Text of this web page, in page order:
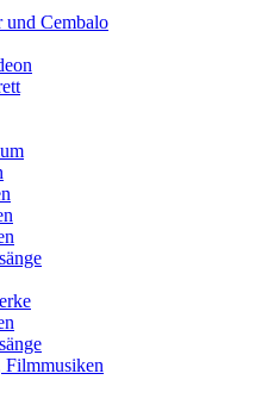
und Cembalo